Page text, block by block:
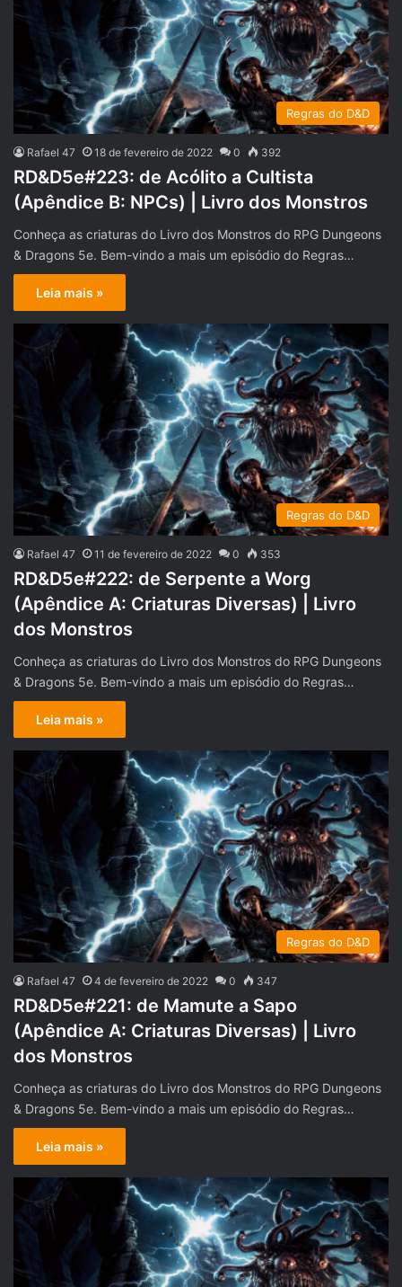
Regras do D&D
Rafael 47 18 de fevereiro de 2022 0 392
RD&D5e#223: de Acólito a Cultista
(Apêndice B: NPCs) | Livro dos Monstros
Conheça as criaturas do Livro dos Monstros do RPG Dungeons
& Dragons 5e. Bem-vindo a mais um episódio do Regras…
Leia mais »
Regras do D&D
Rafael 47 11 de fevereiro de 2022 0 353
RD&D5e#222: de Serpente a Worg
(Apêndice A: Criaturas Diversas) | Livro
dos Monstros
Conheça as criaturas do Livro dos Monstros do RPG Dungeons
& Dragons 5e. Bem-vindo a mais um episódio do Regras…
Leia mais »
Regras do D&D
Rafael 47 4 de fevereiro de 2022 0 347
RD&D5e#221: de Mamute a Sapo
(Apêndice A: Criaturas Diversas) | Livro
dos Monstros
Conheça as criaturas do Livro dos Monstros do RPG Dungeons
& Dragons 5e. Bem-vindo a mais um episódio do Regras…
Leia mais »